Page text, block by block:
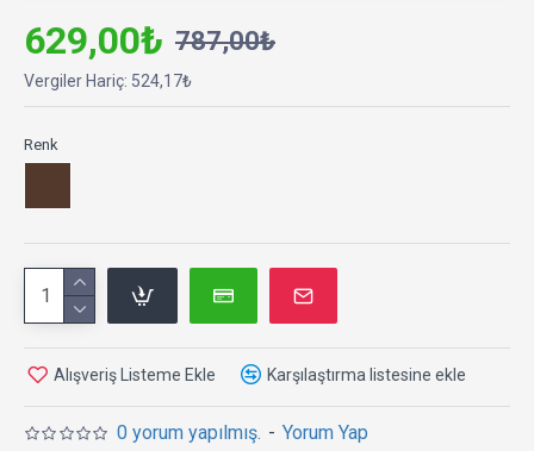
Uzun Kullanım Ömrü:
çalışma performansına sahiptir.
Çevre Dostu Üretim Anlayışı:
uygundur.
Kusursuz Hediye:Bu dekoratif saat hediye
etmek için ideal bir seçim. Sevdikleriniz sade
ve şık tasarımına bayılacaktır. Bu ürün her tarz ev
ve işyeri dekoruna uygundur.
0 yorum yapılmış. - Yorum Yap
629,00₺ 787,00₺
Vergiler Hariç: 524,17₺
Renk
Alışveriş Listeme Ekle Karşılaştırma listesine ekle